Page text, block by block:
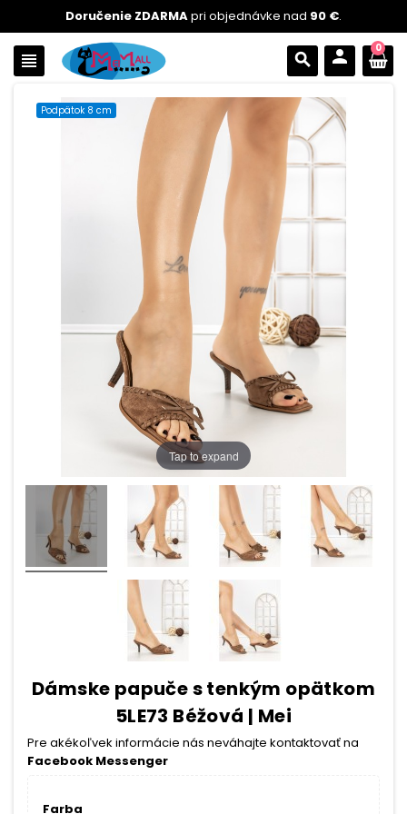
Doručenie ZDARMApri objednávke nad 90 €.
view_headline search person 0
Tap to expand
Podpätok 8 cm
Dámske papuče s tenkým opätkom
5LE73 Béžová | Mei
Pre akékoľvek informácie nás neváhajte kontaktovať na
Facebook Messenger
Farba